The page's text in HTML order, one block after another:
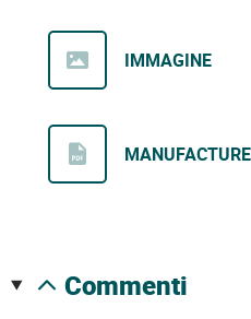
IMMAGINE
commenti